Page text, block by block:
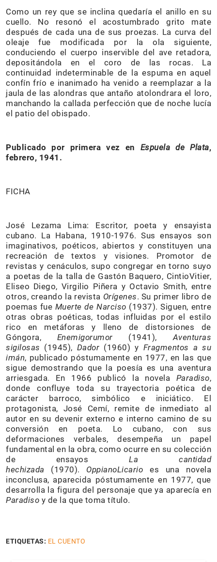
Como un rey que se inclina quedaría el anillo en su
cuello. No resonó el acostumbrado grito mate
después de cada una de sus proezas. La curva del
oleaje fue modificada por la ola siguiente,
conduciendo el cuerpo inservible del ave retadora,
depositándola en el coro de las rocas. La
continuidad indeterminable de la espuma en aquel
confín frío e inanimado ha venido a reemplazar a la
jaula de las alondras que antaño atolondrara el loro,
manchando la callada perfección que de noche lucía
el patio del obispado.
Publicado por primera vez en Espuela de Plata,
febrero, 1941.
FICHA
José Lezama Lima: Escritor, poeta y ensayista
cubano. La Habana, 1910-1976. Sus ensayos son
imaginativos, poéticos, abiertos y constituyen una
recreación de textos y visiones. Promotor de
revistas y cenáculos, supo congregar en torno suyo
a poetas de la talla de Gastón Baquero, CintioVitier,
Eliseo Diego, Virgilio Piñera y Octavio Smith, entre
otros, creando la revista Orígenes. Su primer libro de
poemas fue Muerte de Narciso (1937). Siguen, entre
otras obras poéticas, todas influidas por el estilo
rico en metáforas y lleno de distorsiones de
Góngora, Enemigorumor (1941),Aventuras
sigilosas (1945), Dador (1960) y Fragmentos a su
imán, publicado póstumamente en 1977, en las que
sigue demostrando que la poesía es una aventura
arriesgada. En 1966 publicó la novela Paradiso,
donde confluye toda su trayectoria poética de
carácter barroco, simbólico e iniciático. El
protagonista, José Cemí, remite de inmediato al
autor en su devenir externo e interno camino de su
conversión en poeta. Lo cubano, con sus
deformaciones verbales, desempeña un papel
fundamental en la obra, como ocurre en su colección
de ensayosLa cantidad
hechizada (1970). OppianoLicario es una novela
inconclusa, aparecida póstumamente en 1977, que
desarrolla la figura del personaje que ya aparecía en
Paradiso y de la que toma título.
ETIQUETAS: EL CUENTO